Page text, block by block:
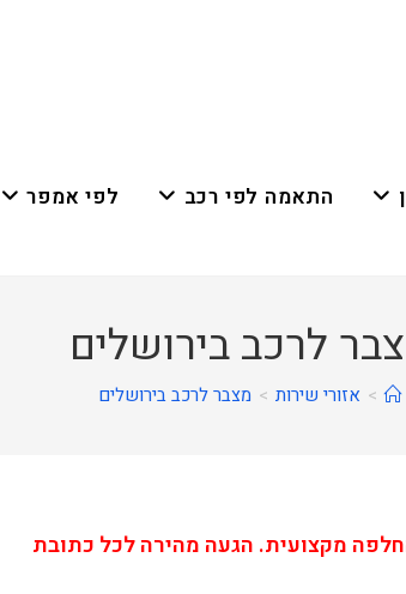
התאמה לפי רכב לפי אמפר
לרכב בירושלים
> אזורי שירות > מצבר לרכב בירושלים
מקצועית. הגעה מהירה לכל כתובת